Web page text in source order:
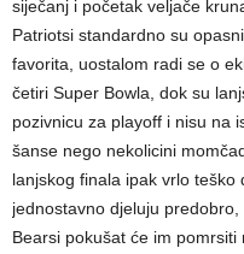
siječanj i početak veljače
Patriotsi standardno su
favorita, uostalom radi se o
četiri Super Bowla, dok su
pozivnicu za playoff i nisu na
šanse nego nekolicini
lanjskog finala ipak vrlo
jednostavno djeluju
Bearsi pokušat će im